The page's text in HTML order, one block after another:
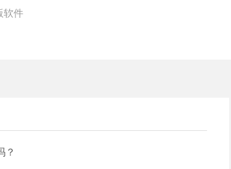
软件
？